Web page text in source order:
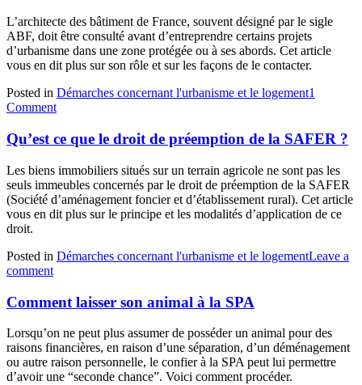
L’architecte des bâtiment de France, souvent désigné par le sigle
ABF, doit être consulté avant d’entreprendre certains projets
d’urbanisme dans une zone protégée ou à ses abords. Cet article
vous en dit plus sur son rôle et sur les façons de le contacter.
Posted in Démarches concernant l'urbanisme et le logement1
Comment
Qu’est ce que le droit de préemption de la SAFER ?
Les biens immobiliers situés sur un terrain agricole ne sont pas les
seuls immeubles concernés par le droit de préemption de la SAFER
(Société d’aménagement foncier et d’établissement rural). Cet article
vous en dit plus sur le principe et les modalités d’application de ce
droit.
Posted in Démarches concernant l'urbanisme et le logementLeave a
comment
Comment laisser son animal à la SPA
Lorsqu’on ne peut plus assumer de posséder un animal pour des
raisons financières, en raison d’une séparation, d’un déménagement
ou autre raison personnelle, le confier à la SPA peut lui permettre
d’avoir une “seconde chance”. Voici comment procéder.